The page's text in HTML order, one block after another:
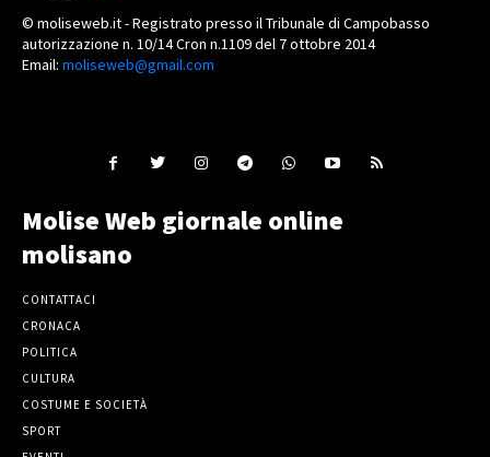
© moliseweb.it - Registrato presso il Tribunale di Campobasso
autorizzazione n. 10/14 Cron n.1109 del 7 ottobre 2014
Email: moliseweb@gmail.com
Molise Web giornale online
molisano
CONTATTACI
CRONACA
POLITICA
CULTURA
COSTUME E SOCIETÀ
SPORT